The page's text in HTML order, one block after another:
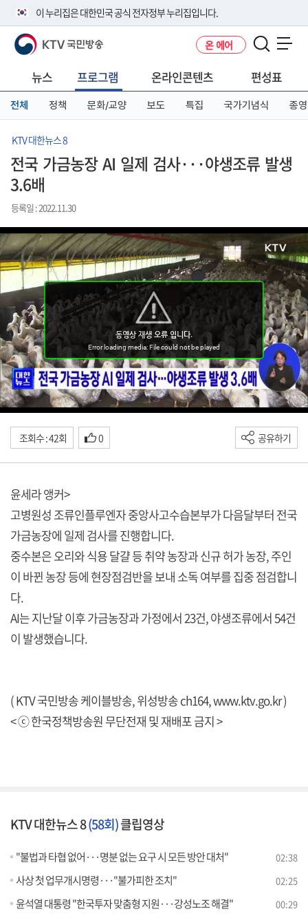
이 누리집은 대한민국 공식 전자정부 누리집입니다.
공식 누리집 주소 확인하기
니다.
이밖에 or.kr 또는 .kr등 다른 도메인 주소를 사용하고 있다면 아래 URL에
서 도메인 주소를 확인해 보세요
KTV 국민방송 온 에어
뉴스 프로그램 온라인콘텐츠 편성표
전체 정책 문화/교양 보도 특집 국가기념식 종영
KTV 대한뉴스 8
전국 가금농장 AI 일제 검사···야생조류 발생
3.6배
등록일 : 2022.11.30
조회수 : 42회 0 공유하기
윤세라 앵커>
고병원성 조류인플루엔자 중앙사고수습본부가 다음달부터 전국
가금농장에 일제 검사를 진행합니다.
중수본은 오리와 식용 달걀 등 취약 농장과 신규 허가 농장, 주인
이 바뀐 농장 등에 현장점검반을 보내 소독 여부를 집중 점검합니
다.
AI는 지난달 이후 가금농장과 가정에서 23건, 야생조류에서 54건
이 발생했습니다.
( KTV 국민방송 케이블방송, 위성방송 ch164,www.ktv.go.kr)
< ⓒ 한국정책방송원 무단전재 및 재배포 금지 >
KTV 대한뉴스 8(58회)클립영상
"불법과 타협 없어···명분 없는 요구 시 모든 방안 대처" 02:38
사상 첫 업무개시명령···"불가피한 조치" 02:25
윤석열 대통령 "한국투자 맞춤형 지원···강성노조 해결" 00:29